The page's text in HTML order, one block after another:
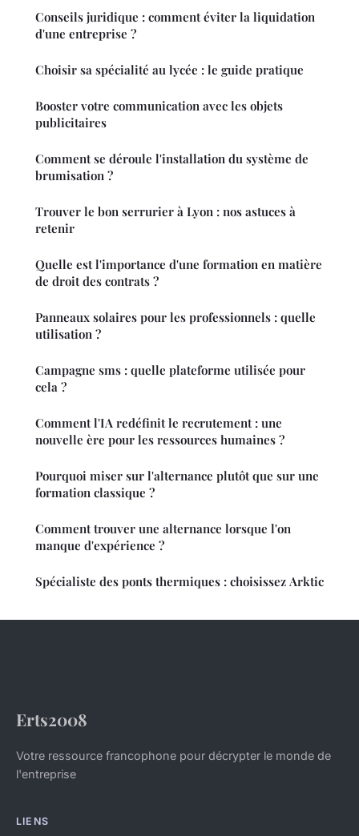
Conseils juridique : comment éviter la liquidation
d'une entreprise ?
Choisir sa spécialité au lycée : le guide pratique
Booster votre communication avec les objets
publicitaires
Comment se déroule l'installation du système de
brumisation ?
Trouver le bon serrurier à Lyon : nos astuces à
retenir
Quelle est l'importance d'une formation en matière
de droit des contrats ?
Panneaux solaires pour les professionnels : quelle
utilisation ?
Campagne sms : quelle plateforme utilisée pour
cela ?
Comment l'IA redéfinit le recrutement : une
nouvelle ère pour les ressources humaines ?
Pourquoi miser sur l'alternance plutôt que sur une
formation classique ?
Comment trouver une alternance lorsque l'on
manque d'expérience ?
Spécialiste des ponts thermiques : choisissez Arktic
Erts2008
Votre ressource francophone pour décrypter le monde de
l'entreprise
LIENS